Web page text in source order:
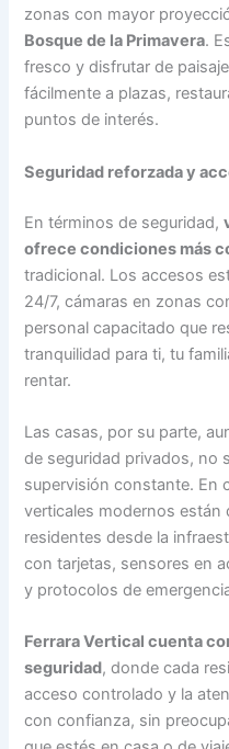
zonas con mayor
Bosque de la Primavera.
fresco y disfrutar de
fácilmente a plazas,
puntos de interés.
Seguridad reforzada y
En términos de seguridad,
ofrece condiciones más
tradicional. Los accesos
24/7, cámaras en zonas
personal capacitado que
tranquilidad para ti, tu
rentar.
Las casas, por su parte,
de seguridad privados, no
supervisión constante. En
verticales modernos están
residentes desde la
con tarjetas, sensores en
y protocolos de
Ferrara Vertical cuenta
seguridad, donde cada
acceso controlado y la
con confianza, sin